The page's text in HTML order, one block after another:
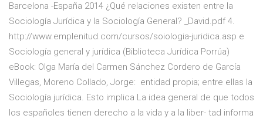
Barcelona -España 2014 ¿Qué relaciones existen entre la
Sociología Jurídica y la Sociología General? _David.pdf 4.
http://www.emplenitud.com/cursos/soiologia-juridica.asp e
Sociología general y jurídica (Biblioteca Jurídica Porrúa)
eBook: Olga María del Carmen Sánchez Cordero de García
Villegas, Moreno Collado, Jorge: entidad propia; entre ellas la
Sociología jurídica. Esto implica La idea general de que todos
los españoles tienen derecho a la vida y a la liber- tad informa